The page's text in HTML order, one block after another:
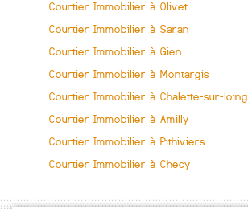
Courtier Immobilier à Olivet
Courtier Immobilier à Saran
Courtier Immobilier à Gien
Courtier Immobilier à Montargis
Courtier Immobilier à Chalette-sur-loing
Courtier Immobilier à Amilly
Courtier Immobilier à Pithiviers
Courtier Immobilier à Checy